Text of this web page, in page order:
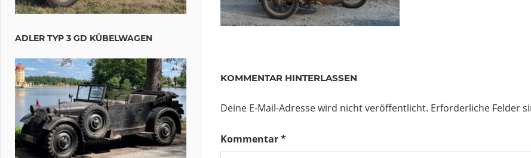
KOMMENTAR HINTERLASSEN
Deine E-Mail-Adresse wird nicht veröffentlicht. Erforderliche Felder
Kommentar*
ADLER TYP 3 GD KÜBELWAGEN